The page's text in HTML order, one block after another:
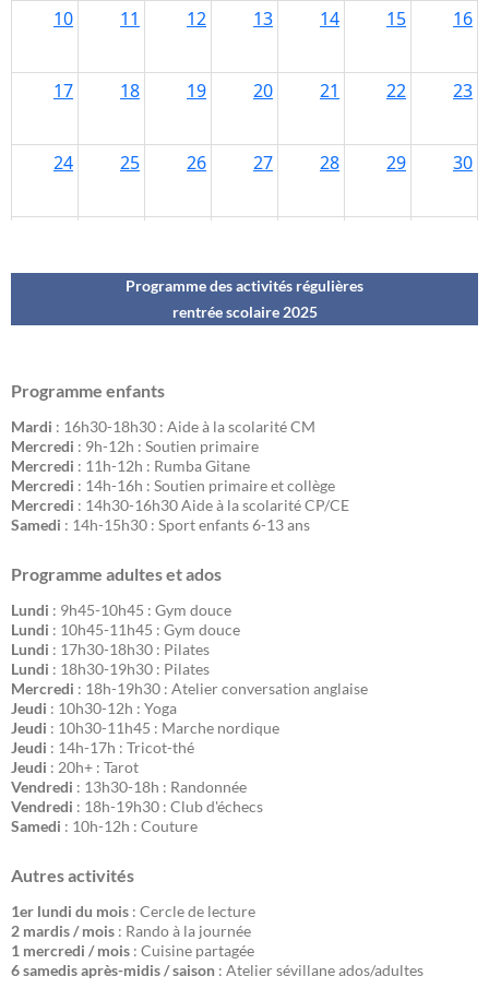
Programme des activités régulières
rentrée scolaire 2025
Programme enfants
Mardi : 16h30-18h30 : Aide à la scolarité CM
Mercredi : 9h-12h : Soutien primaire
Mercredi : 11h-12h : Rumba Gitane
Mercredi : 14h-16h : Soutien primaire et collège
Mercredi : 14h30-16h30 Aide à la scolarité CP/CE
Samedi : 14h-15h30 : Sport enfants 6-13 ans
Programme adultes et ados
Lundi : 9h45-10h45 : Gym douce
Lundi : 10h45-11h45 : Gym douce
Lundi : 17h30-18h30 : Pilates
Lundi : 18h30-19h30 : Pilates
Mercredi : 18h-19h30 : Atelier conversation anglaise
Jeudi : 10h30-12h : Yoga
Jeudi : 10h30-11h45 : Marche nordique
Jeudi : 14h-17h : Tricot-thé
Jeudi : 20h+ : Tarot
Vendredi : 13h30-18h : Randonnée
Vendredi : 18h-19h30 : Club d'échecs
Samedi : 10h-12h : Couture
Autres activités
1er lundi du mois : Cercle de lecture
2 mardis / mois : Rando à la journée
1 mercredi / mois : Cuisine partagée
6 samedis après-midis / saison : Atelier sévillane ados/adultes